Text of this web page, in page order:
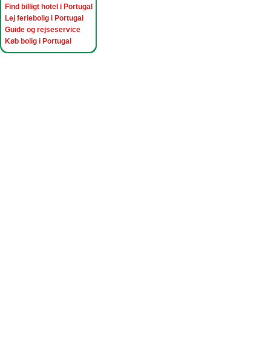
Find billigt hotel i Portugal
Lej feriebolig i Portugal
Guide og rejseservice
Køb bolig i Portugal